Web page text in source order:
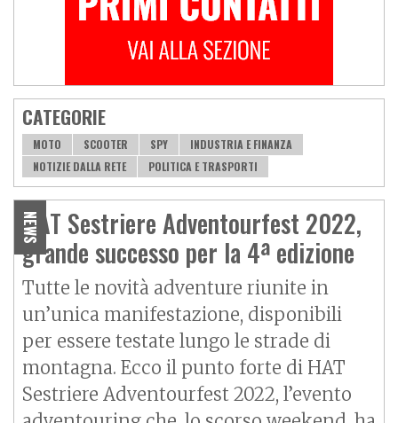
CATEGORIE
MOTO SCOOTER SPY
INDUSTRIA E FINANZA
NOTIZIE DALLA RETE
POLITICA E TRASPORTI
NEWS
HAT Sestriere Adventourfest 2022,
grande successo per la 4ª edizione
Tutte le novità adventure riunite in
un’unica manifestazione, disponibili
per essere testate lungo le strade di
montagna. Ecco il punto forte di HAT
Sestriere Adventourfest 2022, l’evento